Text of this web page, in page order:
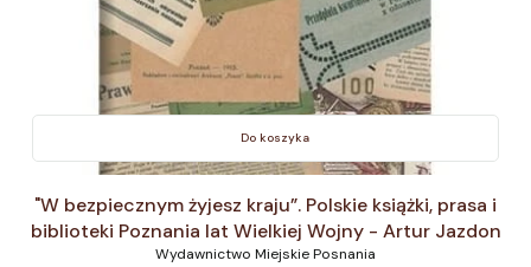
Do koszyka
"W bezpiecznym żyjesz kraju”. Polskie książki, prasa i
biblioteki Poznania lat Wielkiej Wojny - Artur Jazdon
Wydawnictwo Miejskie Posnania